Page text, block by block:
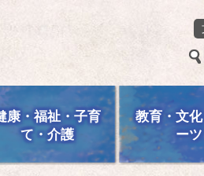
康・福祉・子育
て・介護
教育・文
ーツ